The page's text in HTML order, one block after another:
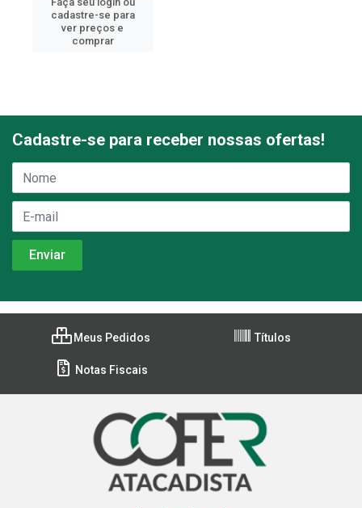
cadastre-se para
ver preços e
comprar
Cadastre-se para receber nossas ofertas!
Meus Pedidos Títulos
Notas Fiscais